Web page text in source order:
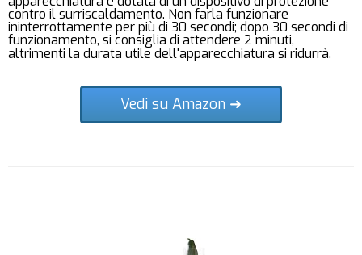
contro il surriscaldamento. Non farla funzionare
ininterrottamente per più di 30 secondi; dopo 30 secondi di
funzionamento, si consiglia di attendere 2 minuti,
altrimenti la durata utile dell'apparecchiatura si ridurrà.
Vedi su Amazon ➜